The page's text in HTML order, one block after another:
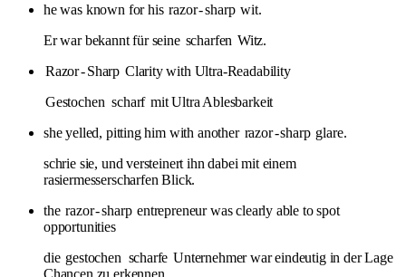
he was known for his razor-sharp wit.
Er war bekannt für seine scharfen Witz.
Razor-Sharp Clarity with Ultra-Readability
Gestochen scharf mit Ultra Ablesbarkeit
she yelled, pitting him with another razor-sharp glare.
schrie sie, und versteinert ihn dabei mit einem
rasiermesserscharfen Blick.
the razor-sharp entrepreneur was clearly able to spot
opportunities
die gestochen scharfe Unternehmer war eindeutig in der Lage
Chancen zu erkennen